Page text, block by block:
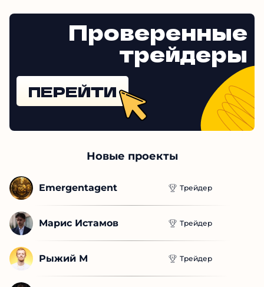
Проверенные
трейдеры
ПЕРЕЙТИ
Новые проекты
Emergentagent Трейдер
Марис Истамов Трейдер
Рыжий М Трейдер